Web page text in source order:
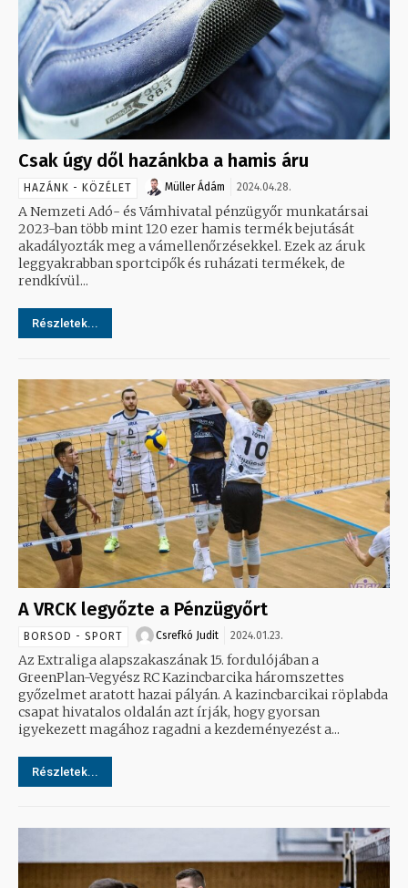
Csak úgy dől hazánkba a hamis áru
HAZÁNK - KÖZÉLET Müller Ádám 2024.04.28.
A Nemzeti Adó- és Vámhivatal pénzügyőr munkatársai
2023-ban több mint 120 ezer hamis termék bejutását
akadályozták meg a vámellenőrzésekkel. Ezek az áruk
leggyakrabban sportcipők és ruházati termékek, de
rendkívül...
Részletek...
A VRCK legyőzte a Pénzügyőrt
BORSOD - SPORT Csrefkó Judit 2024.01.23.
Az Extraliga alapszakaszának 15. fordulójában a
GreenPlan-Vegyész RC Kazincbarcika háromszettes
győzelmet aratott hazai pályán. A kazincbarcikai röplabda
csapat hivatalos oldalán azt írják, hogy gyorsan
igyekezett magához ragadni a kezdeményezést a...
Részletek...